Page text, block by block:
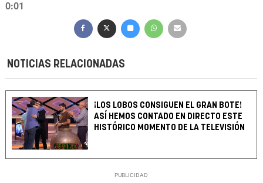
0:01
NOTICIAS RELACIONADAS
¡LOS LOBOS CONSIGUEN EL GRAN BOTE!
ASÍ HEMOS CONTADO EN DIRECTO ESTE
HISTÓRICO MOMENTO DE LA TELEVISIÓN